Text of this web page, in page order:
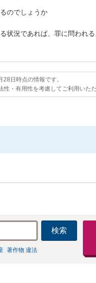
のでしょうか
状況であれば、罪に問われる
日時点の情報です。
性・有用性を考慮してご利用いた
検索
著作物 違法